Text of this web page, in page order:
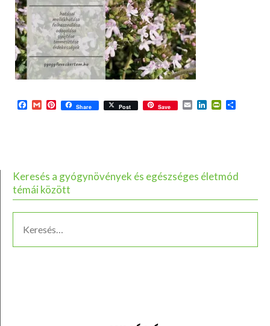
Facebook
GmailPinterest
Share Post Save EmailLinkedIn
Keresés a gyógynövények és egészséges életmód
témái között